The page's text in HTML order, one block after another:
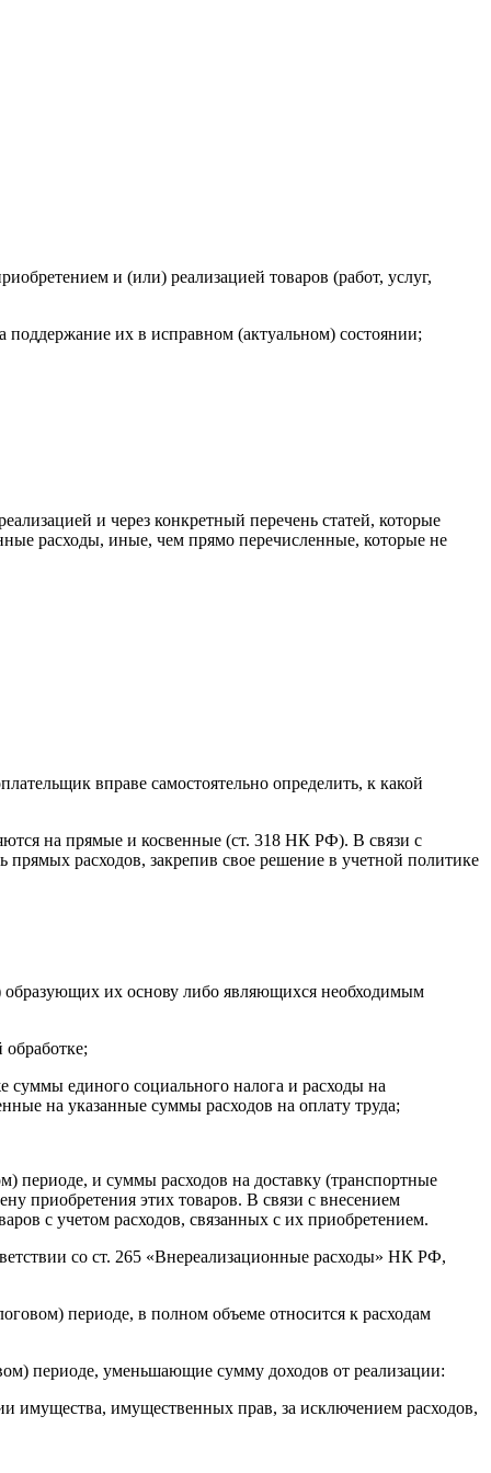
и (или) реализацией товаров (работ, услуг,
их в исправном (актуальном) состоянии;
и через конкретный перечень статей, которые
расходы, иные, чем прямо перечисленные, которые не
вправе самостоятельно определить, к какой
на прямые и косвенные (ст. 318 НК РФ). В связи с
прямых расходов, закрепив свое решение в учетной политике
образующих их основу либо являющихся необходимым
суммы единого социального налога и расходы на
на указанные суммы расходов на оплату труда;
периоде, и суммы расходов на доставку (транспортные
приобретения этих товаров. В связи с внесением
с учетом расходов, связанных с их приобретением.
со ст. 265 «Внереализационные расходы» НК РФ,
периоде, в полном объеме относится к расходам
периоде, уменьшающие сумму доходов от реализации:
имущества, имущественных прав, за исключением расходов,